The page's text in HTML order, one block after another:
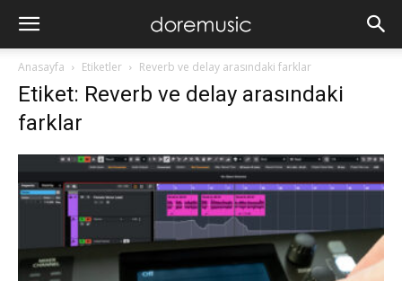
Anasayfa Etiketler Reverb ve delay arasındaki farklar
Etiket: Reverb ve delay arasındaki
farklar